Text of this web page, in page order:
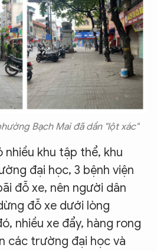
Bạch Mai đã dần "lột xác"
khu tập thể, khu
đại học, 3 bệnh viện
đỗ xe, nên người dân
đỗ xe dưới lòng
nhiều xe đẩy, hàng rong
các trường đại học và